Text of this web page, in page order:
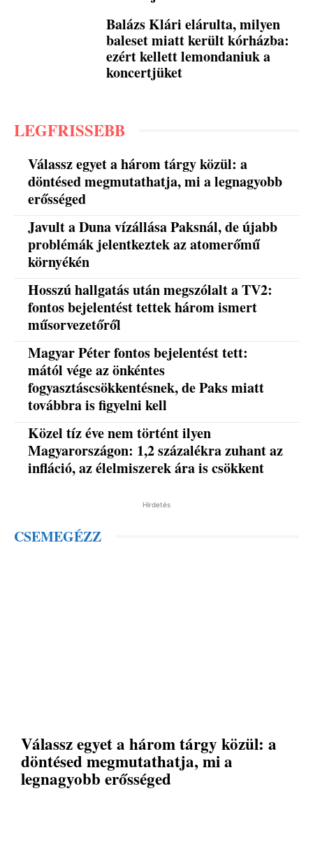
Balázs Klári elárulta, milyen
baleset miatt került kórházba:
ezért kellett lemondaniuk a
koncertjüket
LEGFRISSEBB
Válassz egyet a három tárgy közül: a
döntésed megmutathatja, mi a legnagyobb
erősséged
Javult a Duna vízállása Paksnál, de újabb
problémák jelentkeztek az atomerőmű
környékén
Hosszú hallgatás után megszólalt a TV2:
fontos bejelentést tettek három ismert
műsorvezetőről
Magyar Péter fontos bejelentést tett:
mától vége az önkéntes
fogyasztáscsökkentésnek, de Paks miatt
továbbra is figyelni kell
Közel tíz éve nem történt ilyen
Magyarországon: 1,2 százalékra zuhant az
infláció, az élelmiszerek ára is csökkent
Hirdetés
CSEMEGÉZZ
Válassz egyet a három tárgy közül: a
döntésed megmutathatja, mi a
legnagyobb erősséged